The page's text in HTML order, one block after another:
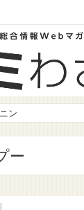
ス
ン
ー